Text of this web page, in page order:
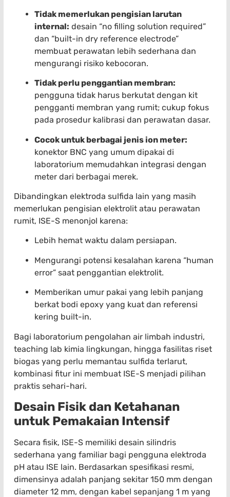
Tidak memerlukan pengisian larutan
internal: desain “no filling solution required”
dan “built-in dry reference electrode”
membuat perawatan lebih sederhana dan
mengurangi risiko kebocoran.
Tidak perlu penggantian membran:
pengguna tidak harus berkutat dengan kit
pengganti membran yang rumit; cukup fokus
pada prosedur kalibrasi dan perawatan dasar.
Cocok untuk berbagai jenis ion meter:
konektor BNC yang umum dipakai di
laboratorium memudahkan integrasi dengan
meter dari berbagai merek.
Dibandingkan elektroda sulfida lain yang masih
memerlukan pengisian elektrolit atau perawatan
rumit, ISE-S menonjol karena:
Lebih hemat waktu dalam persiapan.
Mengurangi potensi kesalahan karena “human
error” saat penggantian elektrolit.
Memberikan umur pakai yang lebih panjang
berkat bodi epoxy yang kuat dan referensi
kering built-in.
Bagi laboratorium pengolahan air limbah industri,
teaching lab kimia lingkungan, hingga fasilitas riset
biogas yang perlu memantau sulfida terlarut,
kombinasi fitur ini membuat ISE-S menjadi pilihan
praktis sehari-hari.
Desain Fisik dan Ketahanan
untuk Pemakaian Intensif
Secara fisik, ISE-S memiliki desain silindris
sederhana yang familiar bagi pengguna elektroda
pH atau ISE lain. Berdasarkan spesifikasi resmi,
dimensinya adalah panjang sekitar 150 mm dengan
diameter 12 mm, dengan kabel sepanjang 1 m yang